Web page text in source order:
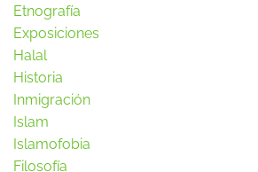
Etnografía
Exposiciones
Halal
Historia
Inmigración
Islam
Islamofobia
Filosofía